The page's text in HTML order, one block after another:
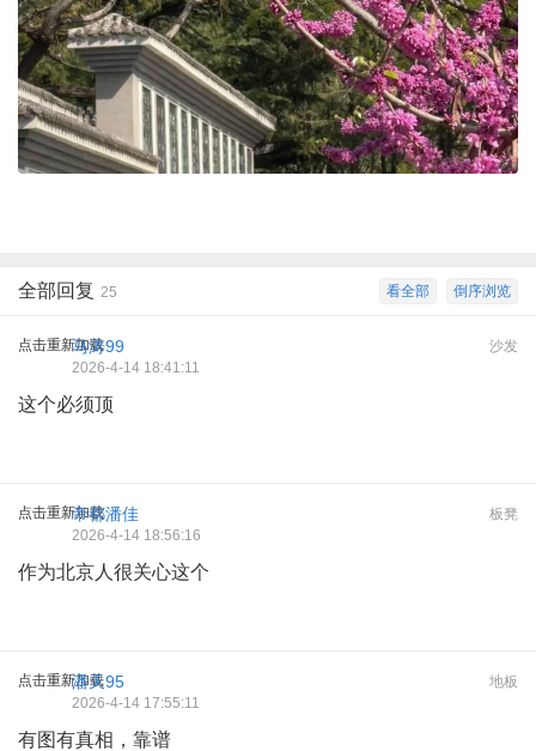
倒序浏览
看全部
全部回复 25
点击重新加载 沙发
马涛99
2026-4-14 18:41:11
这个必须顶
点击重新加载 板凳
帝都潘佳
2026-4-14 18:56:16
作为北京人很关心这个
点击重新加载 地板
潘天95
2026-4-14 17:55:11
有图有真相，靠谱